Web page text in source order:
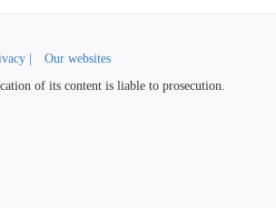
|
Our websites
of its content is liable to prosecution.